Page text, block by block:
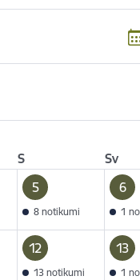
S
Sv
5
8 notikumi
6
1
12
13 notikumi
13
1